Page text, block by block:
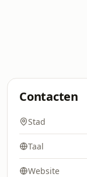
Contacten
Stad
Taal
Website